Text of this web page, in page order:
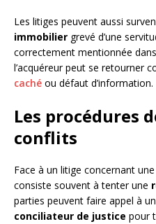
Les litiges peuvent aussi
immobilier grevé d’une
correctement mentionnée
l’acquéreur peut se retourner
caché ou défaut d’information.
Les procédures
conflits
Face à un litige concernant
consiste souvent à tenter une
parties peuvent faire appel à un
conciliateur de justice pour